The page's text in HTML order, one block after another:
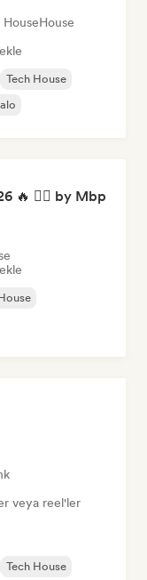
House
Tech House
🔥 😮‍💨 by Mbp
veya reel'ler
Tech House